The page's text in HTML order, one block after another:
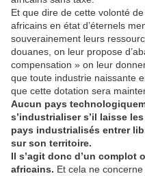
Et que dire de cette volonté
africains en état d’éternels
souverainement leurs
douanes, on leur propose
compensation » on leur
que toute industrie naissante
que cette dotation sera
Aucun pays
s’industrialiser s’il laisse
pays industrialisés entrer
sur son territoire.
Il s’agit donc d’un complot
africains. Et cela ne concerne